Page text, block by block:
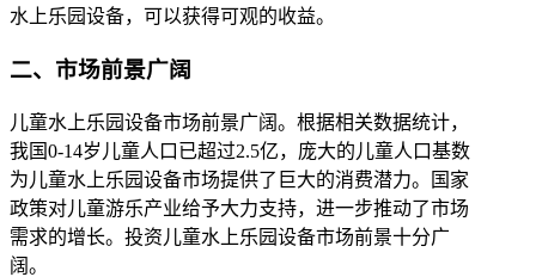
水上乐园设备，可以获得可观的收益。
二、市场前景广阔
儿童水上乐园设备市场前景广阔。根据相关数据统计，
我国0-14岁儿童人口已超过2.5亿，庞大的儿童人口基数
为儿童水上乐园设备市场提供了巨大的消费潜力。国家
政策对儿童游乐产业给予大力支持，进一步推动了市场
需求的增长。投资儿童水上乐园设备市场前景十分广
阔。